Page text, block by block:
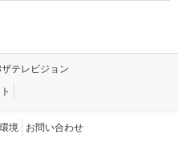
ザテレビジョン
境 お問い合わせ